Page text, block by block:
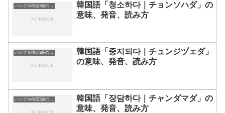
ハングル検定3級の単語
韓国語「청소하다｜チョンソハダ」の
意味、発音、読み方
ハングル検定3級の単語
韓国語「중지되다｜チュンジヅェダ」
の意味、発音、読み方
ハングル検定3級の単語
韓国語「장담하다｜チャンダマダ」の
意味、発音、読み方